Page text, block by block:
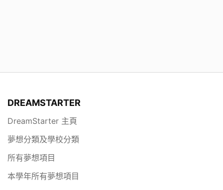
DREAMSTARTER
DreamStarter 主頁
夢想分類及學校分類
所有夢想項目
本學年所有夢想項目